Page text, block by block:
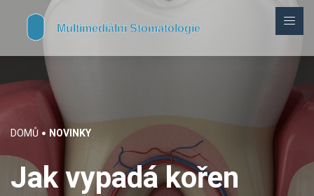
DOMŮ NOVINKY
Jak vypadá kořen